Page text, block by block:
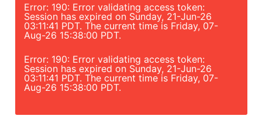
Error: 190: Error validating access token:
Session has expired on Sunday, 21-Jun-26
03:11:41 PDT. The current time is Friday, 07-
Aug-26 15:38:00 PDT.
Error: 190: Error validating access token:
Session has expired on Sunday, 21-Jun-26
03:11:41 PDT. The current time is Friday, 07-
Aug-26 15:38:00 PDT.